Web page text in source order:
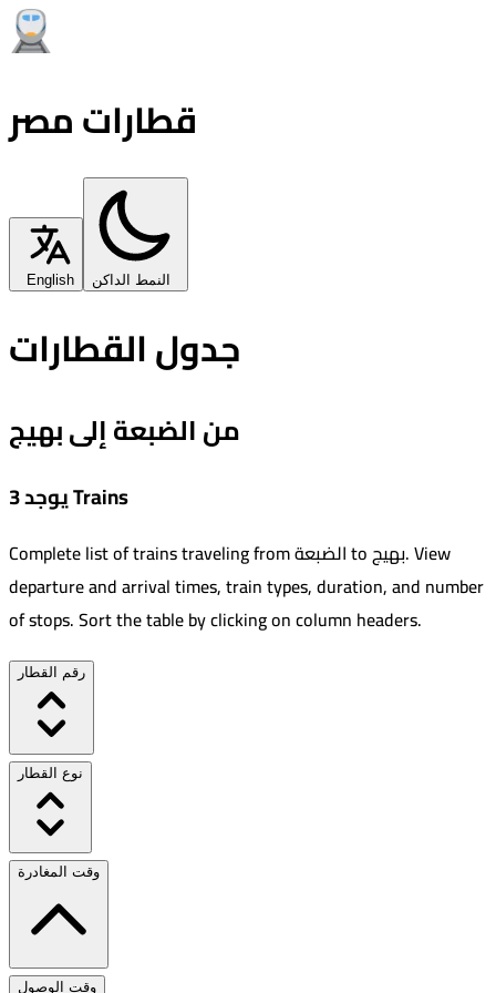
قطارات مصر
English النمط الداكن
جدول القطارات
من الضبعة إلى بهيج
يوجد 3 Trains
Complete list of trains traveling fromالضبعةtoبهيج.View
departure and arrival times, train types, duration, and number
of stops. Sort the table by clicking on column headers.
رقم القطار
نوع القطار
وقت المغادرة
وقت الوصول